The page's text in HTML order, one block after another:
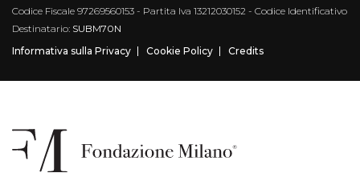
Codice Fiscale 97269560153 - Partita Iva 13212030152 - Codice Identificativo
Destinatario: SUBM70N
Informativa sulla Privacy
Cookie Policy Credits